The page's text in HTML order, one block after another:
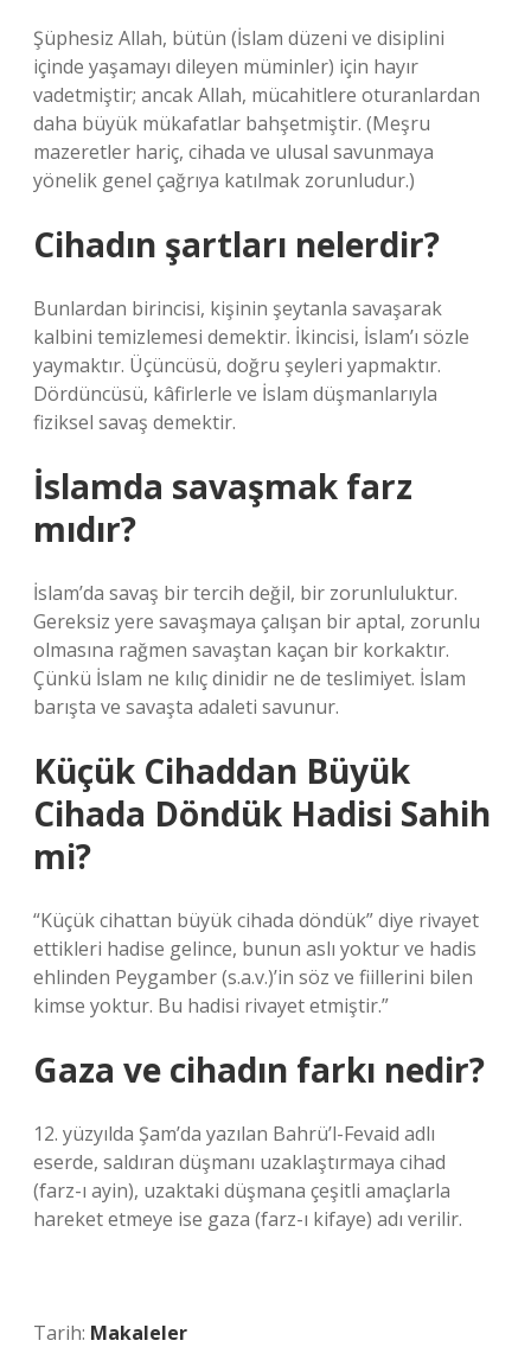
Şüphesiz Allah, bütün (İslam düzeni ve disiplini
içinde yaşamayı dileyen müminler) için hayır
vadetmiştir; ancak Allah, mücahitlere oturanlardan
daha büyük mükafatlar bahşetmiştir. (Meşru
mazeretler hariç, cihada ve ulusal savunmaya
yönelik genel çağrıya katılmak zorunludur.)
Cihadın şartları nelerdir?
Bunlardan birincisi, kişinin şeytanla savaşarak
kalbini temizlemesi demektir. İkincisi, İslam’ı sözle
yaymaktır. Üçüncüsü, doğru şeyleri yapmaktır.
Dördüncüsü, kâfirlerle ve İslam düşmanlarıyla
fiziksel savaş demektir.
İslamda savaşmak farz
mıdır?
İslam’da savaş bir tercih değil, bir zorunluluktur.
Gereksiz yere savaşmaya çalışan bir aptal, zorunlu
olmasına rağmen savaştan kaçan bir korkaktır.
Çünkü İslam ne kılıç dinidir ne de teslimiyet. İslam
barışta ve savaşta adaleti savunur.
Küçük Cihaddan Büyük
Cihada Döndük Hadisi Sahih
mi?
“Küçük cihattan büyük cihada döndük” diye rivayet
ettikleri hadise gelince, bunun aslı yoktur ve hadis
ehlinden Peygamber (s.a.v.)’in söz ve fiillerini bilen
kimse yoktur. Bu hadisi rivayet etmiştir.”
Gaza ve cihadın farkı nedir?
12. yüzyılda Şam’da yazılan Bahrü’l-Fevaid adlı
eserde, saldıran düşmanı uzaklaştırmaya cihad
(farz-ı ayin), uzaktaki düşmana çeşitli amaçlarla
hareket etmeye ise gaza (farz-ı kifaye) adı verilir.
Tarih: Makaleler